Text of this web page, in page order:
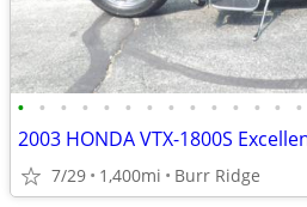
• • • • • • • • • • • • • •
7/29 1,400mi Burr Ridge